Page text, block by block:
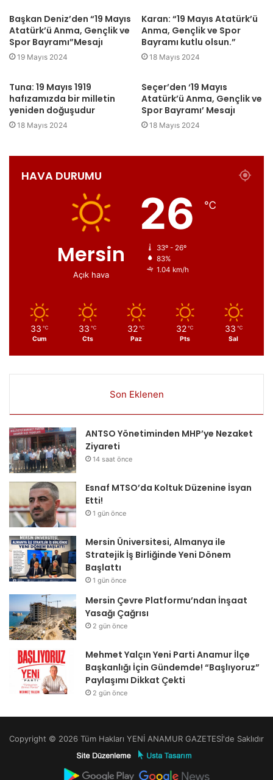
Başkan Deniz’den “19 Mayıs
Atatürk’ü Anma, Gençlik ve
Spor Bayramı”Mesajı
19 Mayıs 2024
Karan: “19 Mayıs Atatürk’ü
Anma, Gençlik ve Spor
Bayramı kutlu olsun.”
18 Mayıs 2024
Tuna: 19 Mayıs 1919
hafızamızda bir milletin
yeniden doğuşudur
18 Mayıs 2024
Seçer’den ‘19 Mayıs
Atatürk’ü Anma, Gençlik ve
Spor Bayramı’ Mesajı
18 Mayıs 2024
HAVA DURUMU
Mersin
Açık hava
26 ℃
33º - 26º
83%
1.04 km/h
33 ℃
Cum
33 ℃
Cts
32 ℃
Paz
32 ℃
Pts
33 ℃
Sal
Son Eklenen
ANTSO Yönetiminden MHP’ye Nezaket
Ziyareti
14 saat önce
Esnaf MTSO’da Koltuk Düzenine İsyan
Etti!
1 gün önce
Mersin Üniversitesi, Almanya ile
Stratejik İş Birliğinde Yeni Dönem
Başlattı
1 gün önce
Mersin Çevre Platformu’ndan İnşaat
Yasağı Çağrısı
2 gün önce
Mehmet Yalçın Yeni Parti Anamur İlçe
Başkanlığı İçin Gündemde! “Başlıyoruz”
Paylaşımı Dikkat Çekti
2 gün önce
Copyright © 2026 Tüm Hakları YENİ ANAMUR GAZETESİ'de Saklıdır